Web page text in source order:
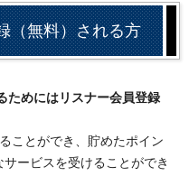
（無料）される方
ためにはリスナー会員登録
ことができ、貯めたポイン
ービスを受けることができ